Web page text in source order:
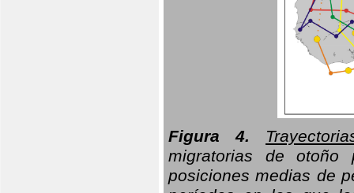
Figura 4.
migratorias de otoño
posiciones medias de